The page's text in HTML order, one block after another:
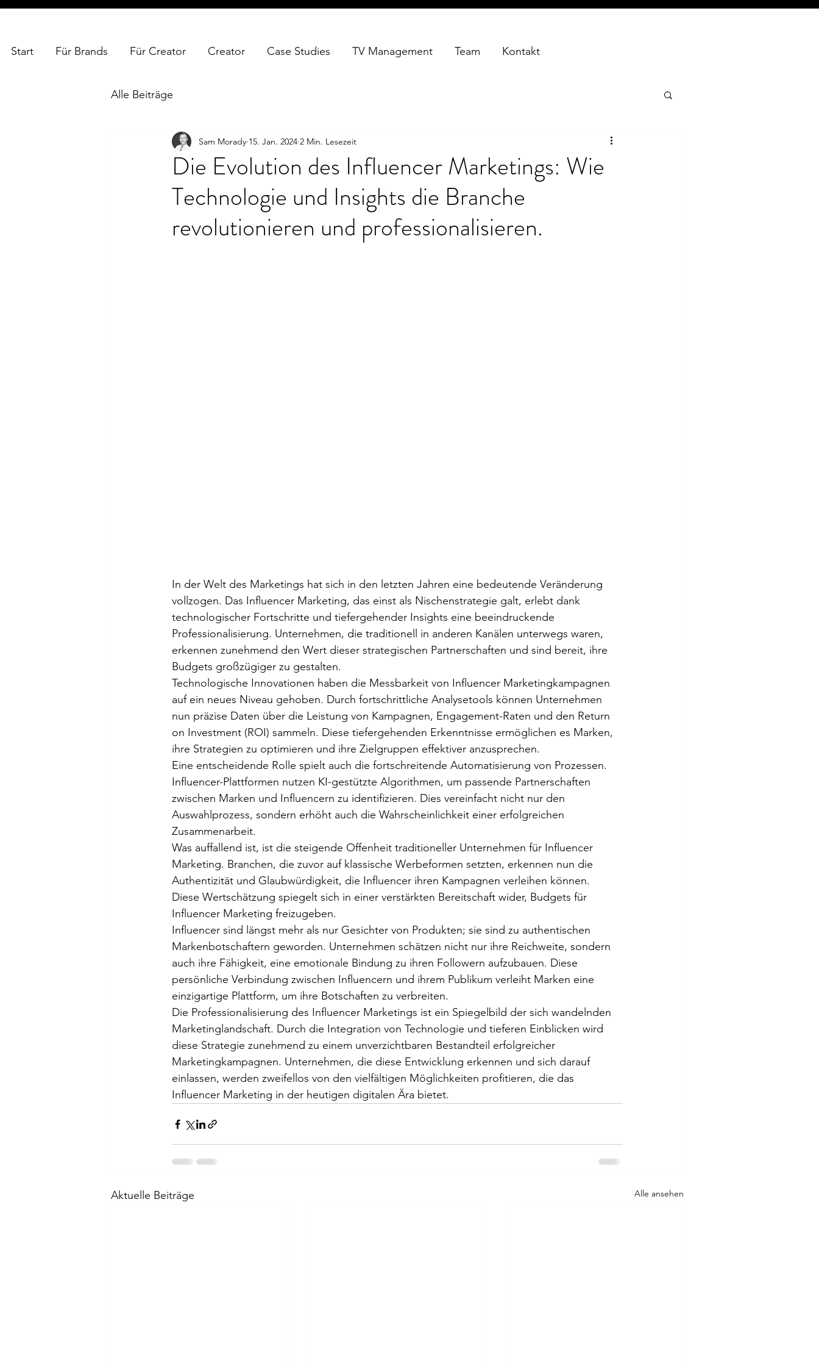
Start Für Brands Für Creator Creator Case Studies TV Management Team Kontakt
Alle Beiträge
Die Evolution des Influencer Marketings: Wie
Technologie und Insights die Branche
revolutionieren und professionalisieren.
Sam Morady 15. Jan. 2024 2 Min. Lesezeit
In der Welt des Marketings hat sich in den letzten Jahren eine bedeutende Veränderung
vollzogen. Das Influencer Marketing, das einst als Nischenstrategie galt, erlebt dank
technologischer Fortschritte und tiefergehender Insights eine beeindruckende
Professionalisierung. Unternehmen, die traditionell in anderen Kanälen unterwegs waren,
erkennen zunehmend den Wert dieser strategischen Partnerschaften und sind bereit, ihre
Budgets großzügiger zu gestalten.
Technologische Innovationen haben die Messbarkeit von Influencer Marketingkampagnen
auf ein neues Niveau gehoben. Durch fortschrittliche Analysetools können Unternehmen
nun präzise Daten über die Leistung von Kampagnen, Engagement-Raten und den Return
on Investment (ROI) sammeln. Diese tiefergehenden Erkenntnisse ermöglichen es Marken,
ihre Strategien zu optimieren und ihre Zielgruppen effektiver anzusprechen.
Eine entscheidende Rolle spielt auch die fortschreitende Automatisierung von Prozessen.
Influencer-Plattformen nutzen KI-gestützte Algorithmen, um passende Partnerschaften
zwischen Marken und Influencern zu identifizieren. Dies vereinfacht nicht nur den
Auswahlprozess, sondern erhöht auch die Wahrscheinlichkeit einer erfolgreichen
Zusammenarbeit.
Was auffallend ist, ist die steigende Offenheit traditioneller Unternehmen für Influencer
Marketing. Branchen, die zuvor auf klassische Werbeformen setzten, erkennen nun die
Authentizität und Glaubwürdigkeit, die Influencer ihren Kampagnen verleihen können.
Diese Wertschätzung spiegelt sich in einer verstärkten Bereitschaft wider, Budgets für
Influencer Marketing freizugeben.
Influencer sind längst mehr als nur Gesichter von Produkten; sie sind zu authentischen
Markenbotschaftern geworden. Unternehmen schätzen nicht nur ihre Reichweite, sondern
auch ihre Fähigkeit, eine emotionale Bindung zu ihren Followern aufzubauen. Diese
persönliche Verbindung zwischen Influencern und ihrem Publikum verleiht Marken eine
einzigartige Plattform, um ihre Botschaften zu verbreiten.
Die Professionalisierung des Influencer Marketings ist ein Spiegelbild der sich wandelnden
Marketinglandschaft. Durch die Integration von Technologie und tieferen Einblicken wird
diese Strategie zunehmend zu einem unverzichtbaren Bestandteil erfolgreicher
Marketingkampagnen. Unternehmen, die diese Entwicklung erkennen und sich darauf
einlassen, werden zweifellos von den vielfältigen Möglichkeiten profitieren, die das
Influencer Marketing in der heutigen digitalen Ära bietet.
Aktuelle Beiträge Alle ansehen